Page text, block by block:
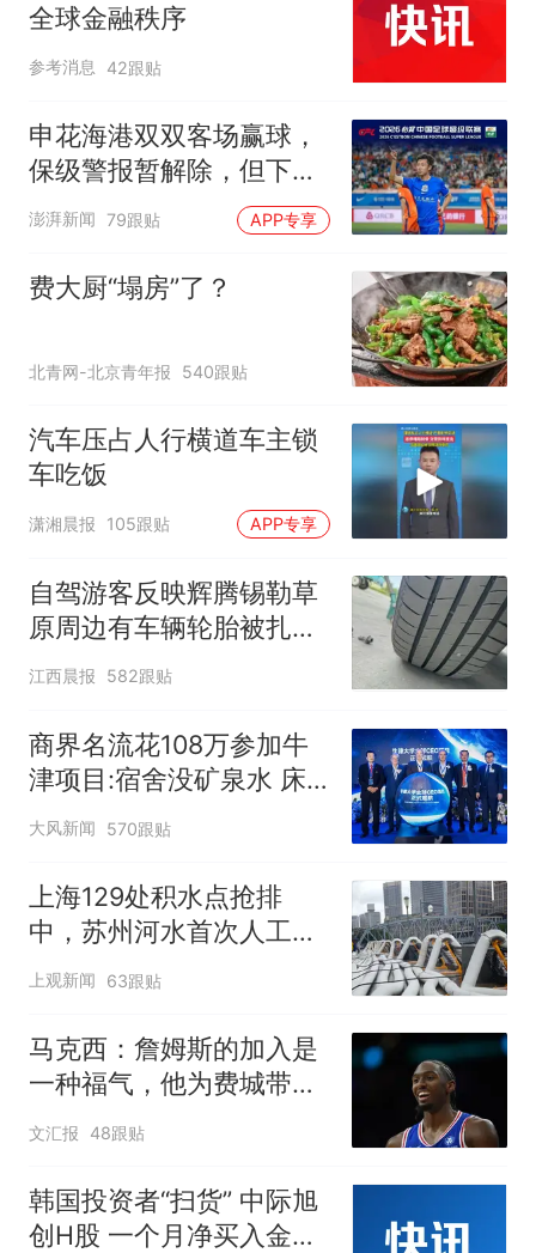
全球金融秩序
参考消息 42跟贴
申花海港双双客场赢球，
保级警报暂解除，但下一
轮才是生死战
澎湃新闻 79跟贴 APP专享
费大厨“塌房”了？
北青网-北京青年报 540跟贴
汽车压占人行横道车主锁
车吃饭
潇湘晨报 105跟贴 APP专享
自驾游客反映辉腾锡勒草
原周边有车辆轮胎被扎，
修理店铺换胎价格高达千
江西晨报 582跟贴
商界名流花108万参加牛
津项目:宿舍没矿泉水 床
咯吱响
大风新闻 570跟贴
上海129处积水点抢排
中，苏州河水首次人工翻
泄至黄浦江
上观新闻 63跟贴
马克西：詹姆斯的加入是
一种福气，他为费城带来
谦逊
文汇报 48跟贴
韩国投资者“扫货” 中际旭
创H股 一个月净买入金额